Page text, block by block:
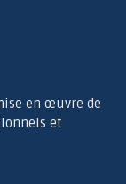
en œuvre de
et